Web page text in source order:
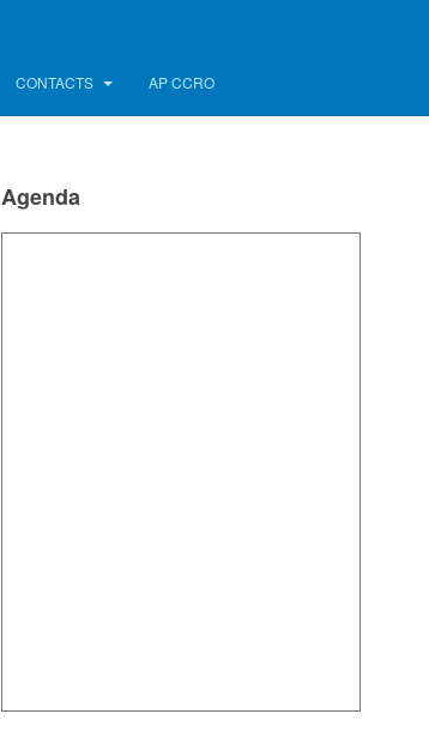
CONTACTS AP CCRO
Agenda